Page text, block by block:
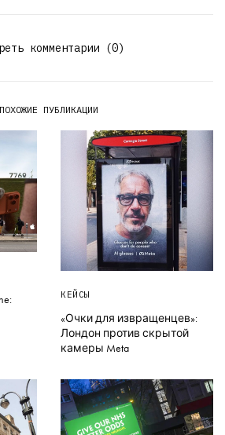
комментарии (0)
ПОХОЖИЕ ПУБЛИКАЦИИ
КЕЙСЫ
«Очки для извращенцев»:
Лондон против скрытой
камеры Meta